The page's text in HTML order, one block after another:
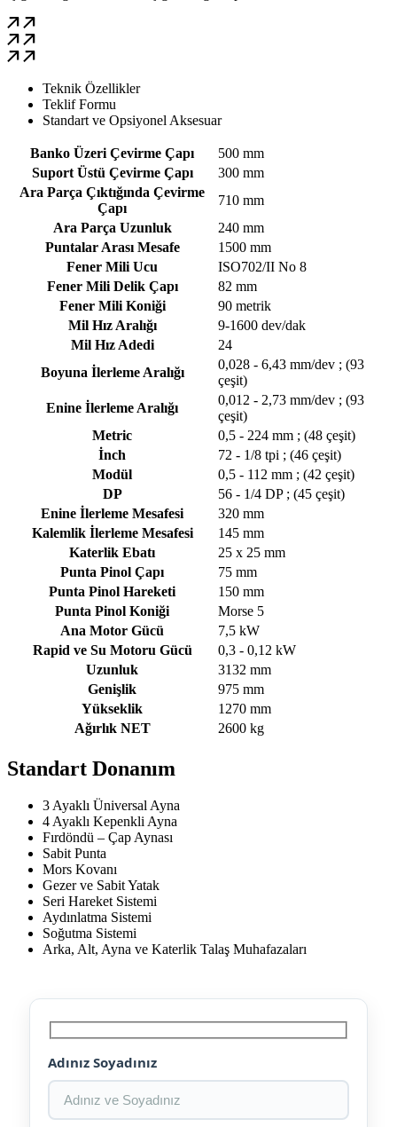
Teknik Özellikler
Teklif Formu
Standart ve Opsiyonel Aksesuar
Banko Üzeri Çevirme Çapı
500 mm
Suport Üstü Çevirme Çapı
300 mm
Ara Parça Çıktığında Çevirme
Çapı
710 mm
Ara Parça Uzunluk
240 mm
Puntalar Arası Mesafe
1500 mm
Fener Mili Ucu
ISO702/II No 8
Fener Mili Delik Çapı
82 mm
Fener Mili Koniği
90 metrik
Mil Hız Aralığı
9-1600 dev/dak
Mil Hız Adedi
24
Boyuna İlerleme Aralığı
0,028 - 6,43 mm/dev ; (93
çeşit)
Enine İlerleme Aralığı
0,012 - 2,73 mm/dev ; (93
çeşit)
Metric
0,5 - 224 mm ; (48 çeşit)
İnch
72 - 1/8 tpi ; (46 çeşit)
Modül
0,5 - 112 mm ; (42 çeşit)
DP
56 - 1/4 DP ; (45 çeşit)
Enine İlerleme Mesafesi
320 mm
Kalemlik İlerleme Mesafesi
145 mm
Katerlik Ebatı
25 x 25 mm
Punta Pinol Çapı
75 mm
Punta Pinol Hareketi
150 mm
Punta Pinol Koniği
Morse 5
Ana Motor Gücü
7,5 kW
Rapid ve Su Motoru Gücü
0,3 - 0,12 kW
Uzunluk
3132 mm
Genişlik
975 mm
Yükseklik
1270 mm
Ağırlık NET
2600 kg
Standart Donanım
3 Ayaklı Üniversal Ayna
4 Ayaklı Kepenkli Ayna
Fırdöndü – Çap Aynası
Sabit Punta
Mors Kovanı
Gezer ve Sabit Yatak
Seri Hareket Sistemi
Aydınlatma Sistemi
Soğutma Sistemi
Arka, Alt, Ayna ve Katerlik Talaş Muhafazaları
Adınız Soyadınız